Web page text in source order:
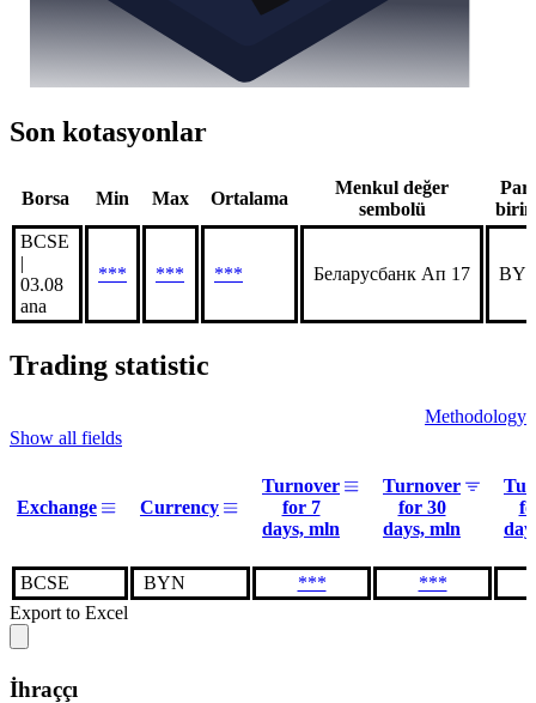
Son kotasyonlar
Borsa Min Max Ortalama
Menkul değer
sembolü
BCSE
|
03.08
ana
*** *** *** Беларусбанк Ап 17
Trading statistic
Methodology
Show all fields
Exchange Currency
Turnover
for 7
days, mln
Turnover
for 30
days, mln
BCSE BYN ***
***
Export to Excel
İhraççı